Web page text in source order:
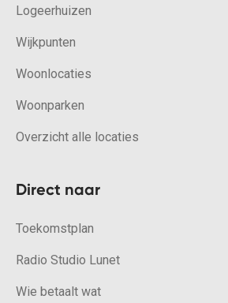
Logeerhuizen
Wijkpunten
Woonlocaties
Woonparken
Overzicht alle locaties
Direct naar
Toekomstplan
Radio Studio Lunet
Wie betaalt wat